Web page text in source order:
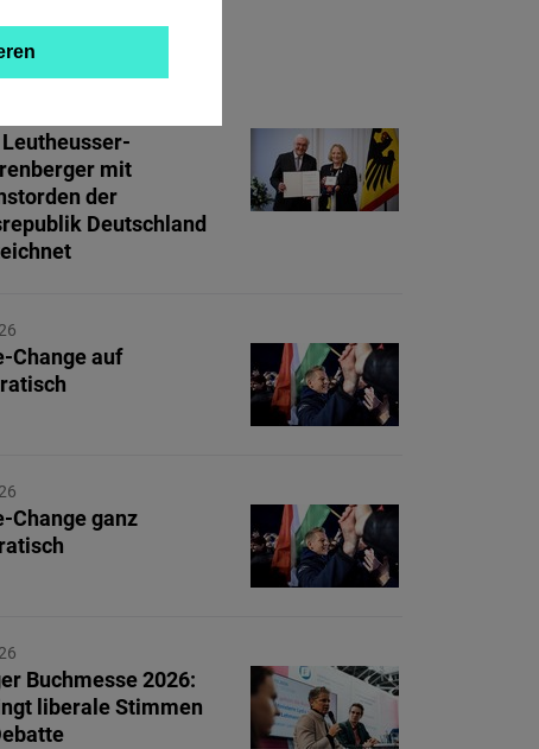
THEMA
mit
der
Deutschland
Change auf
Change ganz
Buchmesse 2026:
liberale Stimmen